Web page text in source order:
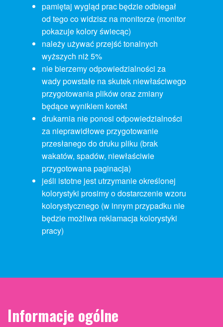
pamiętaj wygląd prac będzie odbiegał
od tego co widzisz na monitorze (monitor
pokazuje kolory świecąc)
należy używać przejść tonalnych
wyższych niż 5%
nie bierzemy odpowiedzialności za
wady powstałe na skutek niewłaściwego
przygotowania plików oraz zmiany
będące wynikiem korekt
drukarnia nie ponosi odpowiedzialności
za nieprawidłowe przygotowanie
przesłanego do druku pliku (brak
wakatów, spadów, niewłaściwie
przygotowana paginacja)
jeśli istotne jest utrzymanie określonej
kolorystyki prosimy o dostarczenie wzoru
kolorystycznego (w innym przypadku nie
będzie możliwa reklamacja kolorystyki
pracy)
Informacje ogólne